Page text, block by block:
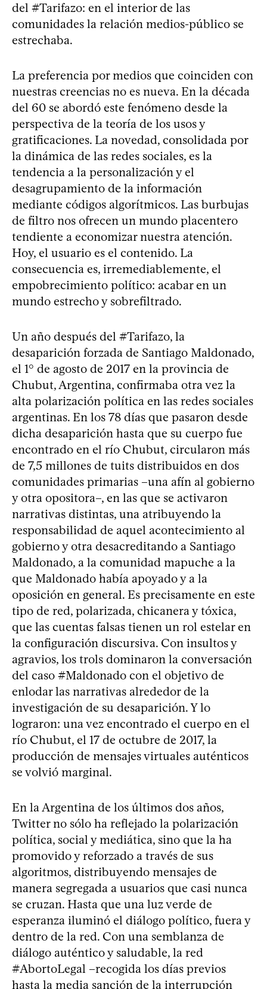
del #Tarifazo: en el interior de las
comunidades la relación medios-público se
estrechaba.
La preferencia por medios que coinciden con
nuestras creencias no es nueva. En la década
del 60 se abordó este fenómeno desde la
perspectiva de la teoría de los usos y
gratificaciones. La novedad, consolidada por
la dinámica de las redes sociales, es la
tendencia a la personalización y el
desagrupamiento de la información
mediante códigos algorítmicos. Las burbujas
de filtro nos ofrecen un mundo placentero
tendiente a economizar nuestra atención.
Hoy, el usuario es el contenido. La
consecuencia es, irremediablemente, el
empobrecimiento político: acabar en un
mundo estrecho y sobrefiltrado.
Un año después del #Tarifazo, la
desaparición forzada de Santiago Maldonado,
el 1° de agosto de 2017 en la provincia de
Chubut, Argentina, confirmaba otra vez la
alta polarización política en las redes sociales
argentinas. En los 78 días que pasaron desde
dicha desaparición hasta que su cuerpo fue
encontrado en el río Chubut, circularon más
de 7,5 millones de tuits distribuidos en dos
comunidades primarias –una afín al gobierno
y otra opositora–, en las que se activaron
narrativas distintas, una atribuyendo la
responsabilidad de aquel acontecimiento al
gobierno y otra desacreditando a Santiago
Maldonado, a la comunidad mapuche a la
que Maldonado había apoyado y a la
oposición en general. Es precisamente en este
tipo de red, polarizada, chicanera y tóxica,
que las cuentas falsas tienen un rol estelar en
la configuración discursiva. Con insultos y
agravios, los trols dominaron la conversación
del caso #Maldonado con el objetivo de
enlodar las narrativas alrededor de la
investigación de su desaparición. Y lo
lograron: una vez encontrado el cuerpo en el
río Chubut, el 17 de octubre de 2017, la
producción de mensajes virtuales auténticos
se volvió marginal.
En la Argentina de los últimos dos años,
Twitter no sólo ha reflejado la polarización
política, social y mediática, sino que la ha
promovido y reforzado a través de sus
algoritmos, distribuyendo mensajes de
manera segregada a usuarios que casi nunca
se cruzan. Hasta que una luz verde de
esperanza iluminó el diálogo político, fuera y
dentro de la red. Con una semblanza de
diálogo auténtico y saludable, la red
#AbortoLegal –recogida los días previos
hasta la media sanción de la interrupción